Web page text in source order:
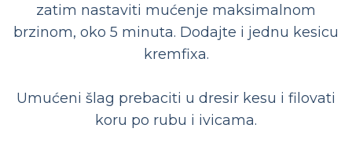
zatim nastaviti mućenje maksimalnom
brzinom, oko 5 minuta. Dodajte i jednu kesicu
kremfixa.
Umućeni šlag prebaciti u dresir kesu i filovati
koru po rubu i ivicama.